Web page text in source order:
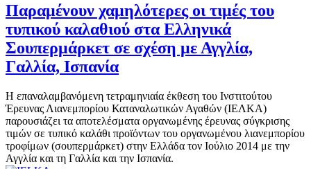
Παραμένουν χαμηλότερες οι τιμές του
τυπικού καλαθιού στα Ελληνικά
Σουπερμάρκετ σε σχέση με Αγγλία,
Γαλλία, Ισπανία
Η επαναλαμβανόμενη τετραμηνιαία έκθεση του Ινστιτούτου
Έρευνας Λιανεμπορίου Καταναλωτικών Αγαθών (ΙΕΛΚΑ)
παρουσιάζει τα αποτελέσματα οργανωμένης έρευνας σύγκρισης
τιμών σε τυπικό καλάθι προϊόντων του οργανωμένου λιανεμπορίου
τροφίμων (σουπερμάρκετ) στην Ελλάδα τον Ιούλιο 2014 με την
Αγγλία και τη Γαλλία και την Ισπανία.